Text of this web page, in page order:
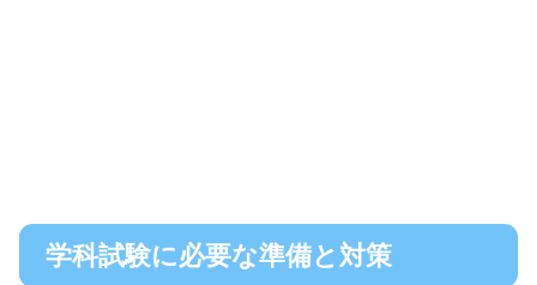
学科試験に必要な準備と対策